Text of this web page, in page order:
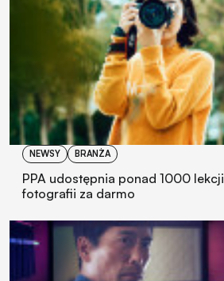
NEWSY BRANŻA
PPA udostępnia ponad 1000 lekcji
fotografii za darmo